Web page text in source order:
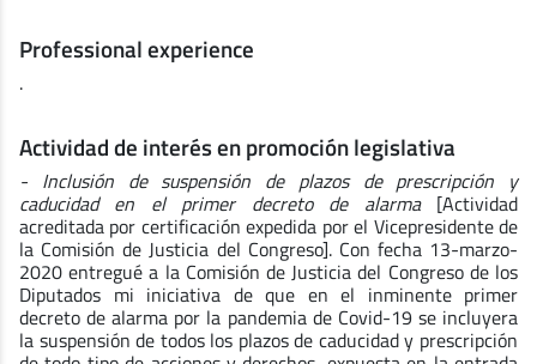
Professional experience
.
Actividad de interés en promoción legislativa
- Inclusión de suspensión de plazos de prescripción y
caducidad en el primer decreto de alarma [Actividad
acreditada por certificación expedida por el Vicepresidente de
la Comisión de Justicia del Congreso]. Con fecha 13-marzo-
2020 entregué a la Comisión de Justicia del Congreso de los
Diputados mi iniciativa de que en el inminente primer
decreto de alarma por la pandemia de Covid-19 se incluyera
la suspensión de todos los plazos de caducidad y prescripción